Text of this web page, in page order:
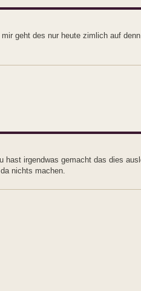
geht des nur heute zimlich auf
hast irgendwas gemacht das dies
nichts machen.